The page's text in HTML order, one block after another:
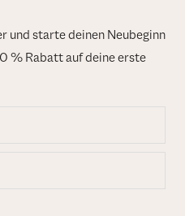
und starte deinen Neubeginn
% Rabatt auf deine erste